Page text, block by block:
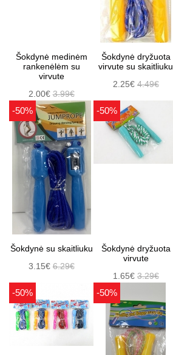
Šokdynė medinėm
rankenėlėm su
virvute
2.00€3.99€
Šokdynė dryžuota
virvute su skaitliuku
2.25€ 4.49€
-50%
Šokdynė su skaitliuku
3.15€6.29€
-50%
Šokdynė dryžuota
virvute
1.65€ 3.29€
-50% -50%